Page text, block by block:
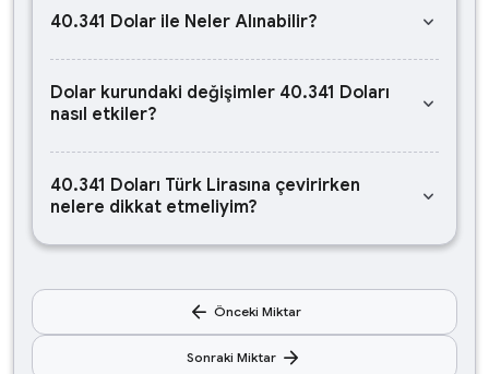
40.341 Dolar ile Neler Alınabilir? keyboard_arrow_down
Dolar kurundaki değişimler 40.341 Doları
nasıl etkiler?
keyboard_arrow_down
40.341 Doları Türk Lirasına çevirirken
nelere dikkat etmeliyim?
keyboard_arrow_down
arrow_back Önceki Miktar
Sonraki Miktar arrow_forward